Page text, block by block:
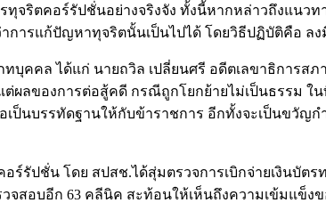
ริตคอร์รัปชั่นอย่างจริงจัง ทั้งนี้หากหล่าวถึงแนวท
การแก้ปัญหาทุจริตนั้นเป็นไปได้ โดยวิธีปฏิบัติคือ ลง
ทบุคคล ได้แก่ นายถวิล เปลี่ยนศรี อดีตเลขาธิการ
ผลของการต่อสู้คดี กรณีถูกโยกย้ายไม่เป็นธรรม ใ
นบรรทัดฐานให้กับข้าราชการ อีกทั้งจะเป็นขวัญก
ปชั่น โดย สปสช.ได้สุ่มตรวจการเบิกจ่ายเงินบัตร
สอบอีก 63 คลีนิค สะท้อนให้เห็นถึงความเข้มแข็ง